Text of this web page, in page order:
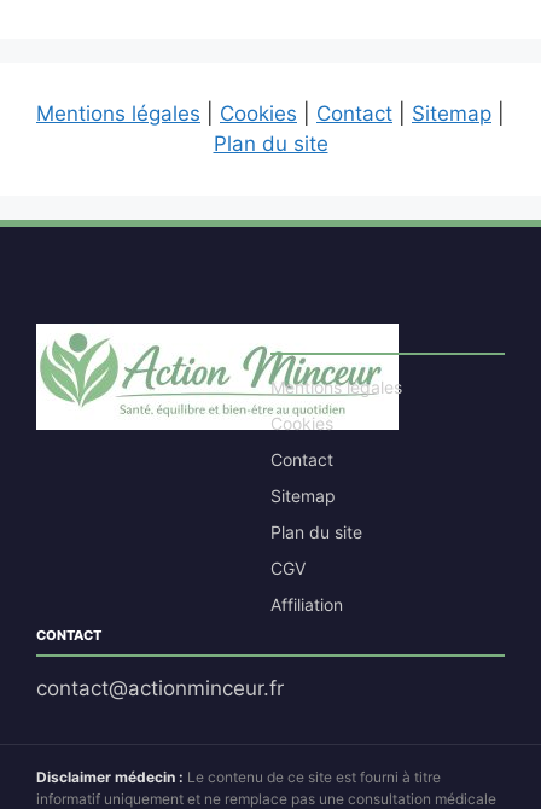
Mentions légales Cookies Contact Sitemap
Plan du site
Mentions légales
Cookies
Contact
Sitemap
Plan du site
CGV
Affiliation
CONTACT
contact@actionminceur.fr
Disclaimer médecin : Le contenu de ce site est fourni à titre
informatif uniquement et ne remplace pas une consultation médicale